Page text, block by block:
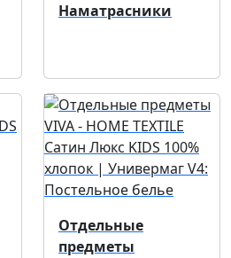
Наматрасники
Отдельные
предметы